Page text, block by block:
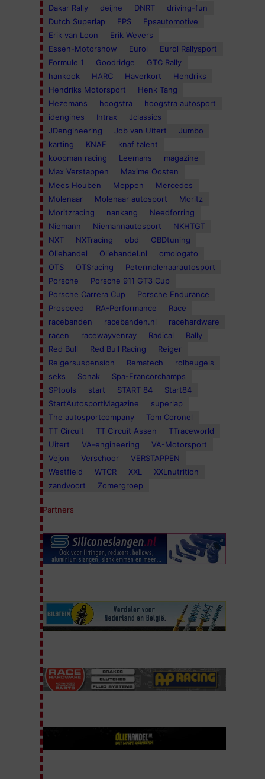
Dakar Rally deijne DNRT
driving-fun
Dutch Superlap
EPS
Epsautomotive
Erik van Loon
Erik Wevers
Essen-Motorshow
Eurol
Eurol Rallysport
Formule 1
Goodridge
GTC Rally
hankook
HARC Haverkort
Hendriks
Hendriks Motorsport
Henk Tang
Hezemans
hoogstra
hoogstra autosport
idengines
Intrax
Jclassics
JDengineering
Job van Uitert
Jumbo
karting
KNAF
knaf talent
koopman racing
Leemans
magazine
Max Verstappen
Maxime Oosten
Mees Houben
Meppen
Mercedes
Molenaar
Molenaar autosport
Moritz
Moritzracing
nankang
Needforring
Niemann
Niemannautosport
NKHTGT
NXT
NXTracing obd
OBDtuning
Oliehandel
Oliehandel.nl
omologato
OTS
OTSracing
Petermolenaarautosport
Porsche
Porsche 911 GT3 Cup
Porsche Carrera Cup
Porsche Endurance
Prospeed
RA-Performance
Race
racebanden
racebanden.nl
racehardware
racen
racewayvenray Radical
Rally
Red Bull
Red Bull Racing
Reiger
Reigersuspension
Rematech
rolbeugels
seks
Sonak
Spa-Francorchamps
SPtools
start START 84
Start84
StartAutosportMagazine
superlap
The autosportcompany
Tom Coronel
TT Circuit
TT Circuit Assen
TTraceworld
Uitert
VA-engineering
VA-Motorsport
Vejon
Verschoor
VERSTAPPEN
Westfield
WTCR XXL
XXLnutrition
zandvoort
Zomergroep
Partners